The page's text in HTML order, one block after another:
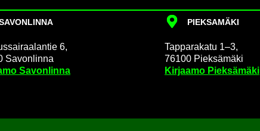
6,
Sa­von­lin­na
Sa­von­lin­na
PIEK­SA­MÄ­KI
Tap­pa­ra­ka­tu 1–3,
76100 Piek­sä­mä­ki
Kir­jaa­mo Piek­sä­mä­ki